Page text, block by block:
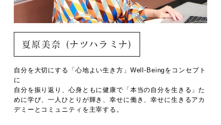
夏原美奈 (ナツハラミナ)
自分を大切にする「心地よい生き方」Well-Beingをコンセプト
に
自分を振り返り、心身ともに健康で「本当の自分を生きる」た
めに学び、一人ひとりが輝き、幸せに働き、幸せに生きるアカ
デミーとコミュニティを主宰する。